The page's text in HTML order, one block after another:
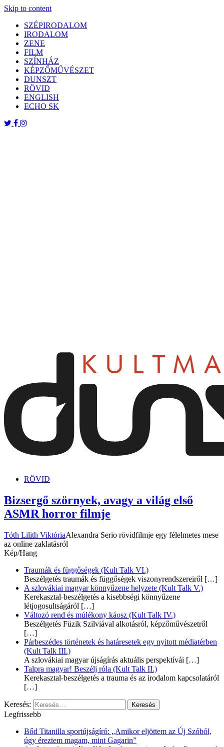
Skip to content
SZÉPIRODALOM
IRODALOM
ZENE
FILM
SZÍNHÁZ
KÉPZŐMŰVÉSZET
DUNSZT
RÖVID
ENGLISH
ECHO SK
RÖVID
Bizsergő szörnyek, avagy a világ első
ASMR horror filmje
Tóth Lilith ViktóriaAlexandra Serio rövidfilmje egy félelmetes mese
az online zaklatásról
Kép/Hang
Traumák és függőségek (Kult Talk VI.)
Beszélgetés traumák és függőségek viszonyrendszereiről […]
A szlovákiai magyar könnyűzene helyzete (Kult Talk V.)
Kerekasztal-beszélgetés a kisebbségi könnyűzene
létjogosultságáról […]
Változó rend és múlékony káosz (Kult Talk IV.)
Beszélgetés Füzik Szilviával alkotásról, képzőművészetről
[…]
Párbeszédes történetek és határesetek egy nyitott médiatérben
(Kult Talk III.)
A szlovákiai magyar újságírás aktuális perspektívái […]
Talpra magyar! Beszélj róla (Kult Talk II.)
Kerekasztal-beszélgetés a trauma és az irodalom kapcsolatáról
[…]
Keresés:
Legfrissebb
Bőd Titanilla sportújságíró: „Amikor eljöttem az Új Szóból,
úgy éreztem magam, mint Gagarin”